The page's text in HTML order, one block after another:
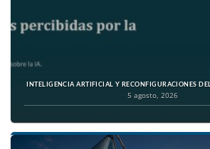
INTELIGENCIA ARTIFICIAL Y RECONFIGURACIONES
5 agosto, 2026